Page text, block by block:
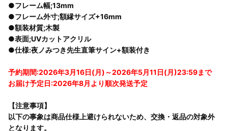
●フレーム幅;13mm
●フレーム外寸;額縁サイズ+16mm
●額装材質;木製
●表面;UVカットアクリル
●仕様:夜ノみつき先生直筆サイン+額装付き
予約期間:2026年3月16日(月)～2026年5月11日(月)23:59まで
お届け予定日:2026年8月より順次発送予定
【注意事項】
以下の事象は商品仕様上避けられないため、交換・返品の対象外
となります。